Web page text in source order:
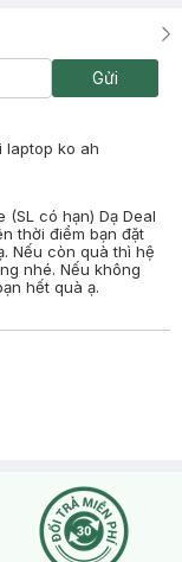
Gửi
laptop ko ah
(SL có hạn) Dạ Deal
thời điểm bạn đặt
Nếu còn quà thì hệ
nhé. Nếu không
hết quà ạ.
kho đóng gói và